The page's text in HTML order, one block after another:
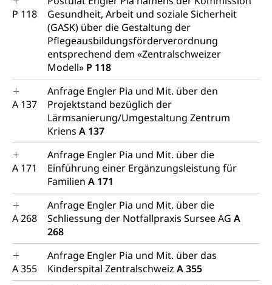
P 118
Gesundheit, Arbeit und soziale Sicherheit
(GASK) über die Gestaltung der
Pflegeausbildungsförderverordnung
entsprechend dem «Zentralschweizer
Modell» P 118
A 137
Anfrage Engler Pia und Mit. über den
Projektstand bezüglich der
Lärmsanierung/Umgestaltung Zentrum
Kriens A 137
A 171
Anfrage Engler Pia und Mit. über die
Einführung einer Ergänzungsleistung für
Familien A 171
A 268
Anfrage Engler Pia und Mit. über die
Schliessung der Notfallpraxis Sursee AG A
268
A 355
Anfrage Engler Pia und Mit. über das
Kinderspital Zentralschweiz A 355